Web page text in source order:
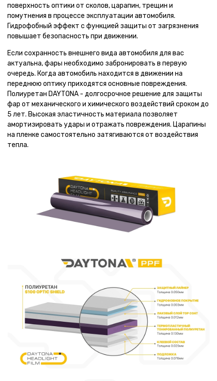
поверхность оптики от сколов, царапин, трещин и
помутнения в процессе эксплуатации автомобиля.
Гидрофобный эффект с функцией защиты от загрязнения
повышает безопасность при движении.
Если сохранность внешнего вида автомобиля для вас
актуальна, фары необходимо забронировать в первую
очередь. Когда автомобиль находится в движении на
переднюю оптику приходятся основные повреждения.
Полиуретан DAYTONA - долгосрочное решение для защиты
фар от механического и химического воздействий сроком до
5 лет. Высокая эластичность материала позволяет
амортизировать удары и отражать повреждения. Царапины
на пленке самостоятельно затягиваются от воздействия
тепла.